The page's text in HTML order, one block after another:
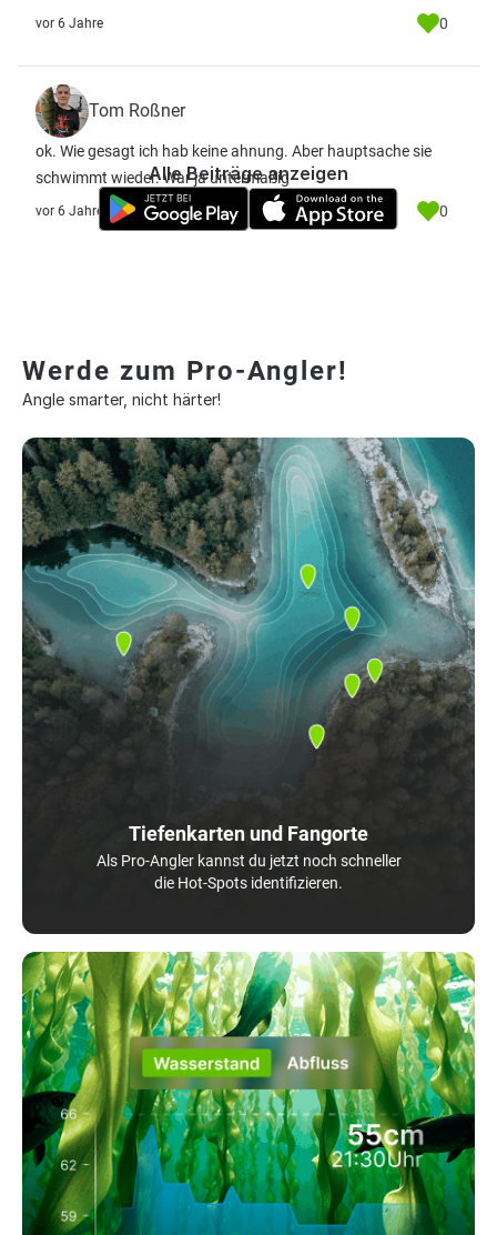
vor 6 Jahre 0
Tom Roßner
ok. Wie gesagt ich hab keine ahnung. Aber hauptsache sie
schwimmt wieder. War ja untermaßig
vor 6 Jahre 0
Alle Beiträge anzeigen
Werde zum Pro-Angler!
Angle smarter, nicht härter!
Tiefenkarten und Fangorte
Als Pro-Angler kannst du jetzt noch schneller
die Hot-Spots identifizieren.